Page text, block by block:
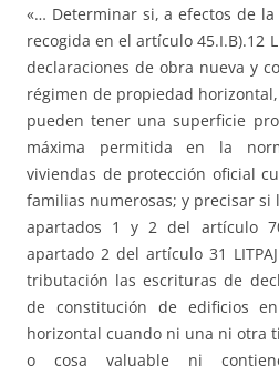
«… Determinar si, a efectos de
recogida en el artículo 45.I.B).12
declaraciones de obra nueva y
régimen de propiedad
pueden tener una superficie
máxima permitida en la
viviendas de protección oficial
familias numerosas; y precisar si
apartados 1 y 2 del artículo
apartado 2 del artículo 31
tributación las escrituras de
de constitución de edificios
horizontal cuando ni una ni otra
o cosa valuable ni